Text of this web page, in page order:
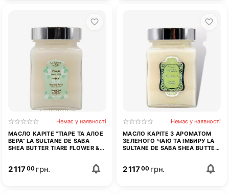
МАСЛО КАРІТЕ "ТІАРЕ ТА АЛОЕ
ВЕРА" LA SULTANE DE SABA
SHEA BUTTER TIARE FLOWER &
Немає у наявності
2 117 00 грн.
МАСЛО КАРІТЕ З АРОМАТОМ
ЗЕЛЕНОГО ЧАЮ ТА ІМБИРУ LA
SULTANE DE SABA SHEA BUTTER
Немає у наявності
2 117 00 грн.